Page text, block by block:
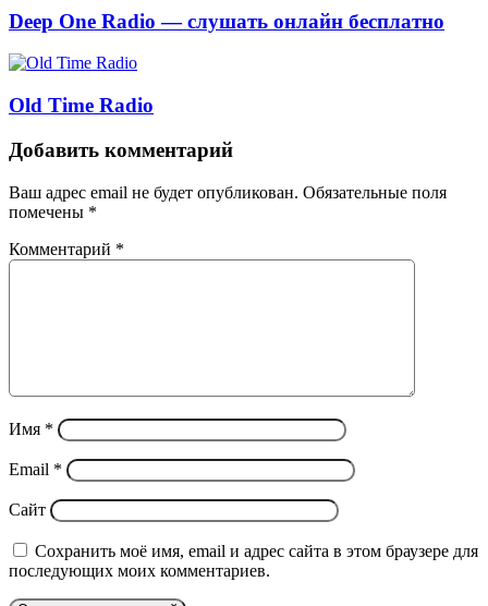
Deep One Radio — слушать онлайн бесплатно
Old Time Radio
Добавить комментарий
Ваш адрес email не будет опубликован. Обязательные поля
помечены *
Комментарий *
Имя *
Email *
Сайт
Сохранить моё имя, email и адрес сайта в этом браузере для
последующих моих комментариев.